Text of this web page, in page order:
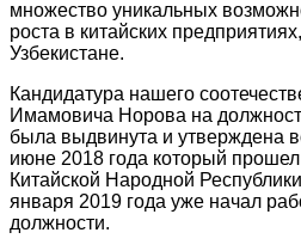
множество уникальных
роста в китайских
Узбекистане.
Кандидатура нашего
Имамовича Норова на
была выдвинута и утверждена
июне 2018 года который
Китайской Народной
января 2019 года уже начал
должности.